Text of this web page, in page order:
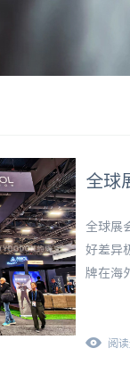
全球
全球展
好差异
牌在海
阅